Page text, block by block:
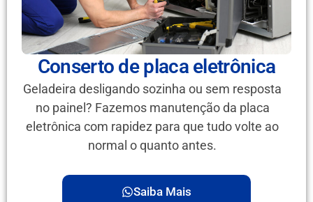
Conserto de placa eletrônica
Geladeira desligando sozinha ou sem resposta
no painel? Fazemos manutenção da placa
eletrônica com rapidez para que tudo volte ao
normal o quanto antes.
Saiba Mais